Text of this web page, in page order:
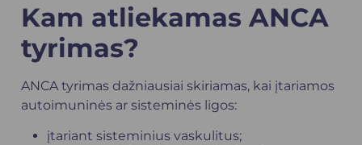
Kam atliekamas ANCA
tyrimas?
ANCA tyrimas dažniausiai skiriamas, kai įtariamos
autoimuninės ar sisteminės ligos:
įtariant sisteminius vaskulitus;